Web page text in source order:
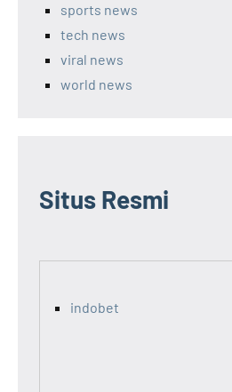
sports news
tech news
viral news
world news
Situs Resmi
indobet